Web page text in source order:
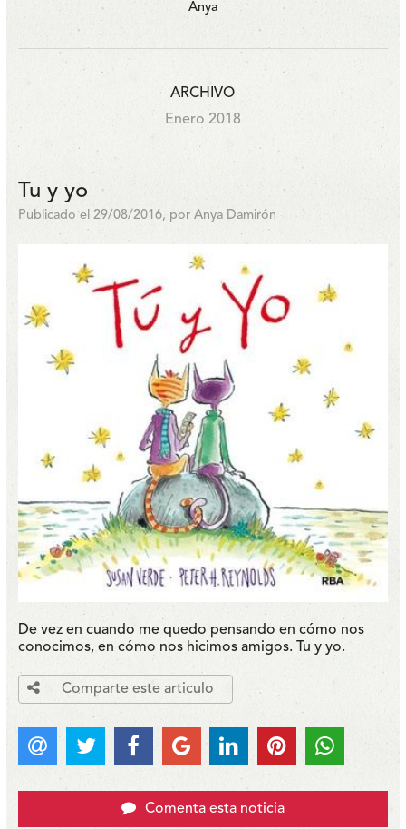
Anya
ARCHIVO
Enero 2018
Tu y yo
Publicado el 29/08/2016, por Anya Damirón
De vez en cuando me quedo pensando en cómo nos
conocimos, en cómo nos hicimos amigos. Tu y yo.
Comparte este articulo
Comenta esta noticia